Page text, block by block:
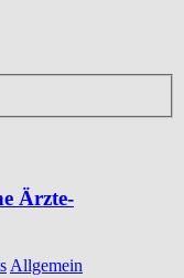
Ärzte-
Allgemein